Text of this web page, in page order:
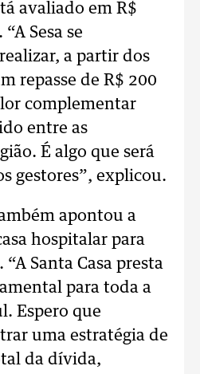
avaliado em R$
Sesa se
a partir dos
repasse de R$ 200
complementar
entre as
É algo que será
gestores”, explicou.
apontou a
hospitalar para
Santa Casa presta
para toda a
Espero que
uma estratégia de
da dívida,